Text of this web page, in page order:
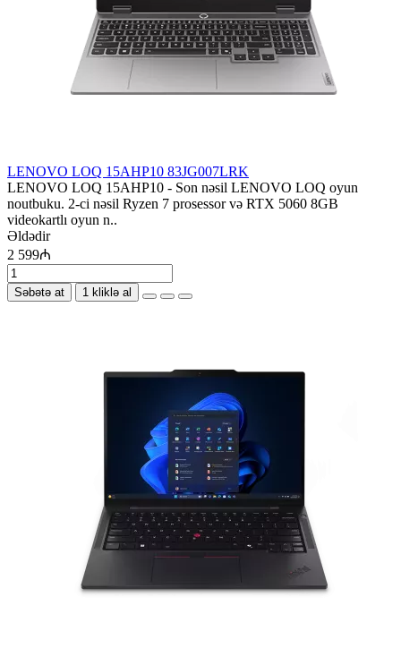
LENOVO LOQ 15AHP10 83JG007LRK
LENOVO LOQ 15AHP10 - Son nəsil LENOVO LOQ oyun
noutbuku. 2-ci nəsil Ryzen 7 prosessor və RTX 5060 8GB
videokartlı oyun n..
Əldədir
2 599₼
Səbətə at 1 kliklə al